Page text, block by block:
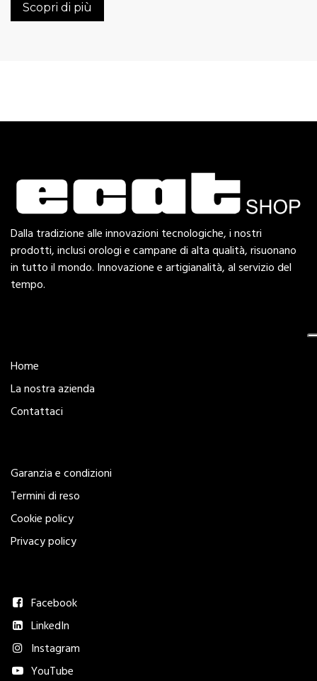
Scopri di più
Dalla tradizione alle innovazioni tecnologiche, i nostri
prodotti, inclusi orologi e campane di alta qualità, risuonano
in tutto il mondo. Innovazione e artigianalità, al servizio del
tempo.
Home
La nostra azienda
Contattaci
Garanzia e condizioni
Termini di reso
Cookie policy
Privacy policy
Facebook
LinkedIn
Instagram
YouTube